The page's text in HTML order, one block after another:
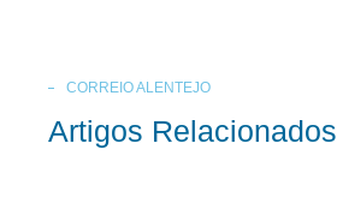
CORREIO ALENTEJO
Artigos Relacionados